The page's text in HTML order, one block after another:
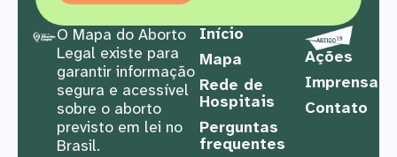
O Mapa do Aborto
Legal existe para
garantir informação
segura e acessível
sobre o aborto
previsto em lei no
Brasil.
Início
Mapa
Rede de
Hospitais
Perguntas
frequentes
Ações
Imprensa
Contato